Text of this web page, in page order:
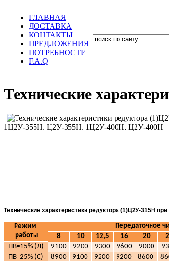
ГЛАВНАЯ
ДОСТАВКА
КОНТАКТЫ
ПРЕДЛОЖЕНИЯ
ПОТРЕБНОСТИ
F.A.Q
Технические
1Ц2У-355Н, Ц2У-355Н, 1Ц2У-400Н, Ц2У-400Н
Технические характеристики редуктора (1)Ц2У-315Н
Режим
работы
Передаточное
8
10 12,5 16 20
ПВ=15% (Л)
9100 9200 9300 9600 9000
ПВ=25% (С) 8900 9100 9200 9200 8600